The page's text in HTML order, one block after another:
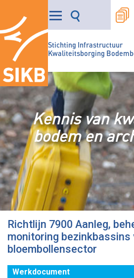
Stichting Infrastructuur
Kwaliteitsborging
Kennis van
bodem en
Richtlijn 7900 Aanleg,
monitoring bezinkbassins
bloembollensector
Werkdocument